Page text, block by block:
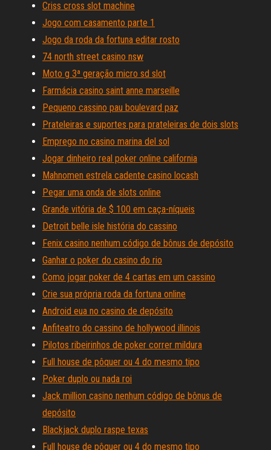
Criss cross slot machine
Jogo com casamento parte 1
Jogo da roda da fortuna editar rosto
74 north street casino nsw
Moto g 3ª geração micro sd slot
Farmácia casino saint anne marseille
Pequeno cassino pau boulevard paz
Prateleiras e suportes para prateleiras de dois slots
Emprego no casino marina del sol
Jogar dinheiro real poker online california
Mahnomen estrela cadente casino locash
Pegar uma onda de slots online
Grande vitória de $ 100 em caça-níqueis
Detroit belle isle história do cassino
Fenix casino nenhum código de bônus de depósito
Ganhar o poker do casino do rio
Como jogar poker de 4 cartas em um cassino
Crie sua própria roda da fortuna online
Android eua no casino de depósito
Anfiteatro do cassino de hollywood illinois
Pilotos ribeirinhos de poker correr mildura
Full house de pôquer ou 4 do mesmo tipo
Poker duplo ou nada roi
Jack million casino nenhum código de bônus de
depósito
Blackjack duplo raspe texas
Full house de pôquer ou 4 do mesmo tipo